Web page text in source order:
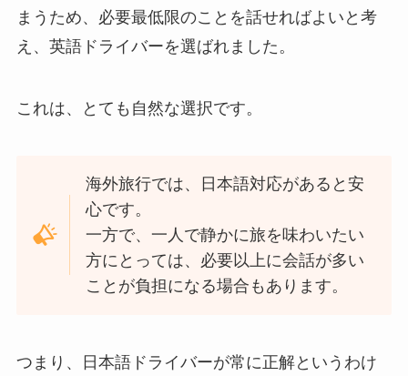
まうため、必要最低限のことを話せればよいと考
え、英語ドライバーを選ばれました。
これは、とても自然な選択です。
海外旅行では、日本語対応があると安
心です。
一方で、一人で静かに旅を味わいたい
方にとっては、必要以上に会話が多い
ことが負担になる場合もあります。
つまり、日本語ドライバーが常に正解というわけ